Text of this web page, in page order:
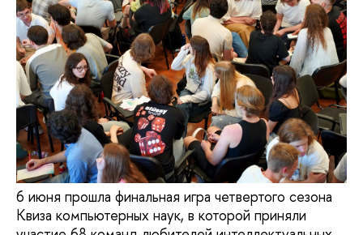
6 июня прошла финальная игра четвертого сезона
Квиза компьютерных наук, в которой приняли